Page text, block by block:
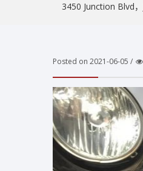
3450 Junction Blvd
Posted on 2021-06-05 /